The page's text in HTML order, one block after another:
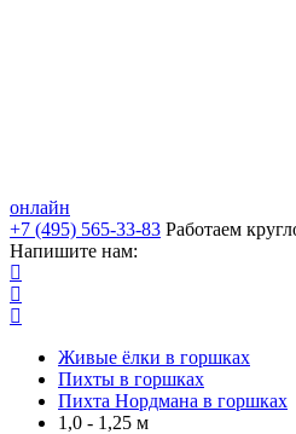
онлайн
+7 (495) 565-33-83 Работаем
Напишите нам:
Живые ёлки в горшках
Пихты в горшках
Пихта Нордмана в горшках
1,0 - 1,25 м